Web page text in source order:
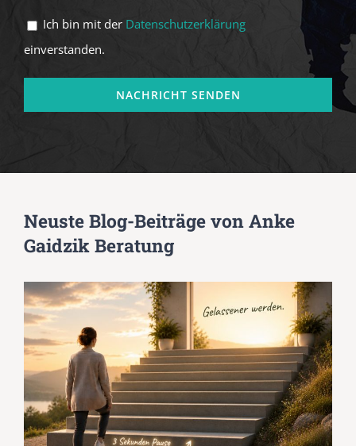
Ich bin mit der Datenschutzerklärung
einverstanden.
Neuste Blog-Beiträge von Anke
Gaidzik Beratung